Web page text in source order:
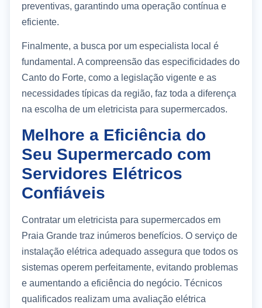
preventivas, garantindo uma operação contínua e
eficiente.
Finalmente, a busca por um especialista local é
fundamental. A compreensão das especificidades do
Canto do Forte, como a legislação vigente e as
necessidades típicas da região, faz toda a diferença
na escolha de um eletricista para supermercados.
Melhore a Eficiência do
Seu Supermercado com
Servidores Elétricos
Confiáveis
Contratar um eletricista para supermercados em
Praia Grande traz inúmeros benefícios. O serviço de
instalação elétrica adequado assegura que todos os
sistemas operem perfeitamente, evitando problemas
e aumentando a eficiência do negócio. Técnicos
qualificados realizam uma avaliação elétrica